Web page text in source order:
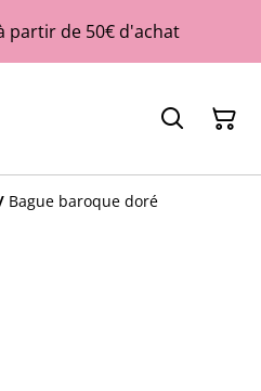
partir de 50€ d'achat
Bague baroque doré